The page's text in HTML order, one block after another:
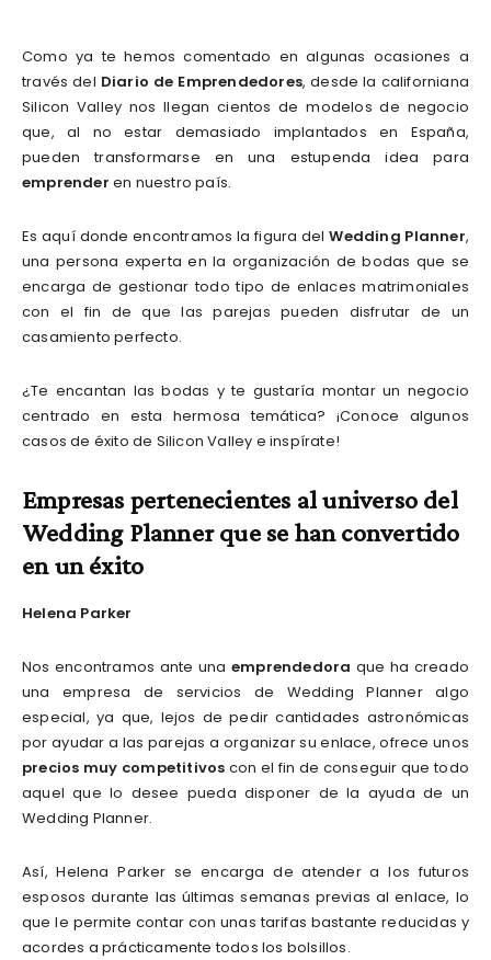
Como ya te hemos comentado en algunas ocasiones a
través del Diario de Emprendedores, desde la californiana
Silicon Valley nos llegan cientos de modelos de negocio
que, al no estar demasiado implantados en España,
pueden transformarse en una estupenda idea para
emprender en nuestro país.
Es aquí donde encontramos la figura delWedding Planner,
una persona experta en la organización de bodas que se
encarga de gestionar todo tipo de enlaces matrimoniales
con el fin de que las parejas pueden disfrutar de un
casamiento perfecto.
¿Te encantan las bodas y te gustaría montar un negocio
centrado en esta hermosa temática? ¡Conoce algunos
casos de éxito de Silicon Valley e inspírate!
Empresas pertenecientes al universo del
Wedding Planner que se han convertido
en un éxito
Helena Parker
Nos encontramos ante unaemprendedora que ha creado
una empresa de servicios de Wedding Planner algo
especial, ya que, lejos de pedir cantidades astronómicas
por ayudar a las parejas a organizar su enlace, ofrece unos
precios muy competitivos con el fin de conseguir que todo
aquel que lo desee pueda disponer de la ayuda de un
Wedding Planner.
Así, Helena Parker se encarga de atender a los futuros
esposos durante las últimas semanas previas al enlace, lo
que le permite contar con unas tarifas bastante reducidas y
acordes a prácticamente todos los bolsillos.